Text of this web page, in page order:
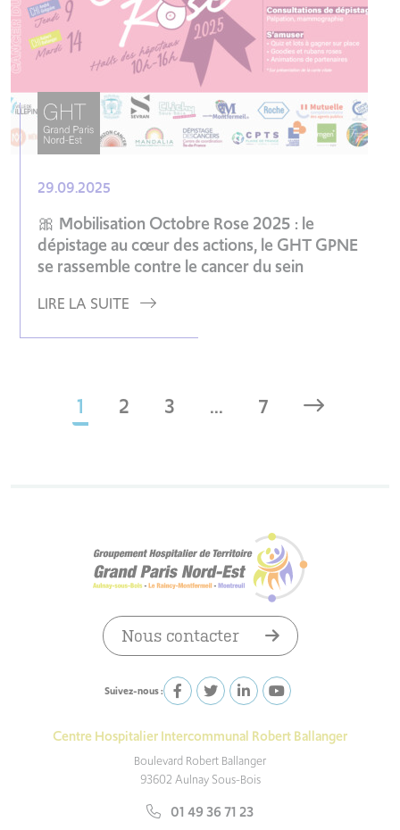
29.09.2025
🎀 Mobilisation Octobre Rose 2025 : le
dépistage au cœur des actions, le GHT GPNE
se rassemble contre le cancer du sein
LIRE LA SUITE
1 2 3 ... 7
Suivez-nous :
Nous contacter
Centre Hospitalier Intercommunal Robert Ballanger
Boulevard Robert Ballanger
93602 Aulnay Sous-Bois
01 49 36 71 23